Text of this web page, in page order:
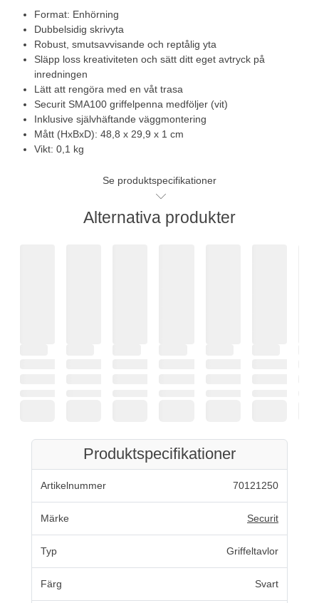
Format: Enhörning
Dubbelsidig skrivyta
Robust, smutsavvisande och reptålig yta
Släpp loss kreativiteten och sätt ditt eget avtryck på
inredningen
Lätt att rengöra med en våt trasa
Securit SMA100 griffelpenna medföljer (vit)
Inklusive självhäftande väggmontering
Mått (HxBxD): 48,8 x 29,9 x 1 cm
Vikt: 0,1 kg
Se produktspecifikationer
Alternativa produkter
Produktspecifikationer
Artikelnummer 70121250
Märke Securit
Typ Griffeltavlor
Färg Svart